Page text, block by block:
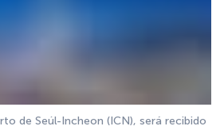
de Seúl-Incheon (ICN), será recibido